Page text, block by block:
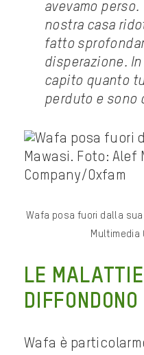
avevamo
nostra casa
fatto
disperazione.
capito quanto
perduto e sono
Wafa posa fuori dalla
Multimedia
LE MALATTIE
Wafa è